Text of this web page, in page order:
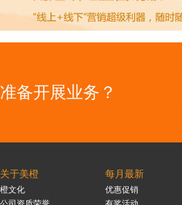
准备开展业务？
关于美橙
橙文化
每月最新
优惠促销